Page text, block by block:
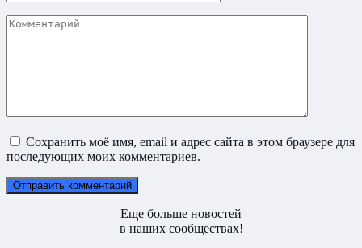
Комментарий
Сохранить моё имя, email и адрес сайта в этом браузере для
последующих моих комментариев.
Еще больше новостей
в наших сообществах!